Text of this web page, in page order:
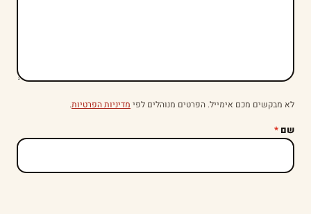
לא מבקשים מכם אימייל. הפרטים מנוהלים לפי מדיניות הפרטיות.
שם *